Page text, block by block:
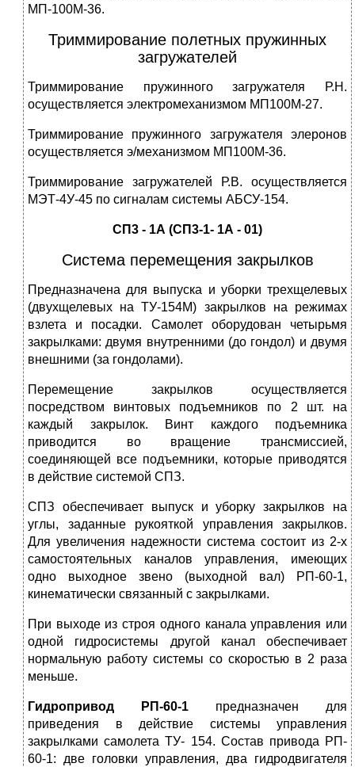
МП-100М-36.
Триммирование полетных пружинных
загружателей
Триммирование пружинного загружателя Р.Н.
осуществляется электромеханизмом МП100М-27.
Триммирование пружинного загружателя элеронов
осуществляется э/механизмом МП100М-36.
Триммирование загружателей Р.В. осуществляется
МЭТ-4У-45 по сигналам системы АБСУ-154.
СП3 - 1А (СП3-1- 1А - 01)
Система перемещения закрылков
Предназначена для выпуска и уборки трехщелевых
(двухщелевых на ТУ-154М) закрылков на режимах
взлета и посадки. Самолет оборудован четырьмя
закрылками: двумя внутренними (до гондол) и двумя
внешними (за гондолами).
Перемещение закрылков осуществляется
посредством винтовых подъемников по 2 шт. на
каждый закрылок. Винт каждого подъемника
приводится во вращение трансмиссией,
соединяющей все подъемники, которые приводятся
в действие системой СПЗ.
СПЗ обеспечивает выпуск и уборку закрылков на
углы, заданные рукояткой управления закрылков.
Для увеличения надежности система состоит из 2-х
самостоятельных каналов управления, имеющих
одно выходное звено (выходной вал) РП-60-1,
кинематически связанный с закрылками.
При выходе из строя одного канала управления или
одной гидросистемы другой канал обеспечивает
нормальную работу системы со скоростью в 2 раза
меньше.
Гидропривод РП-60-1 предназначен для
приведения в действие системы управления
закрылками самолета ТУ- 154. Состав привода РП-
60-1: две головки управления, два гидродвигателя